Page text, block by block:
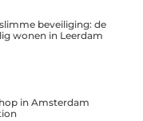
beveiliging: de
wonen in Leerdam
in Amsterdam